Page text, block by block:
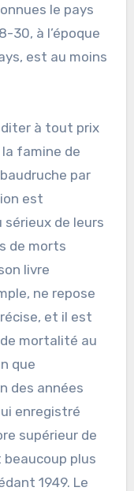
le pays
30, à l’époque
est au moins
à tout prix
la famine de
par
est
de leurs
de morts
livre
ne repose
et il est
mortalité au
que
des années
enregistré
supérieur de
beaucoup plus
1949. Le